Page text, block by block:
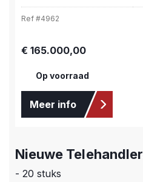
Ref #4962
Normale prijs:
€ 165.000,00
Op voorraad
Meer info
Nieuwe
- 20 stuks